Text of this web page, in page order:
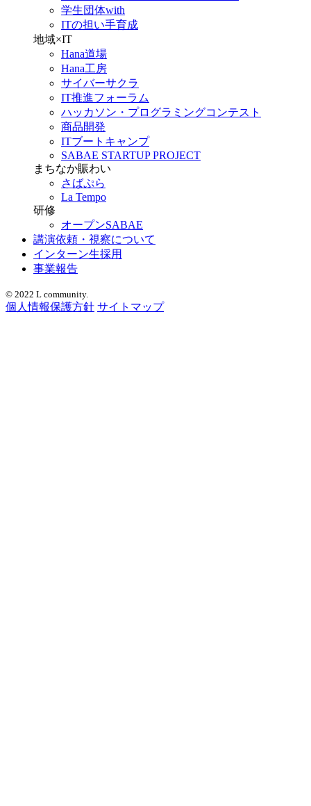
学生団体with
ITの担い手育成
地域×IT
Hana道場
Hana工房
サイバーサクラ
IT推進フォーラム
ハッカソン・プログラミングコンテスト
商品開発
ITブートキャンプ
SABAE STARTUP PROJECT
まちなか賑わい
さばぷら
La Tempo
研修
オープンSABAE
講演依頼・視察について
インターン生採用
事業報告
© 2022 L community.
個人情報保護方針 サイトマップ